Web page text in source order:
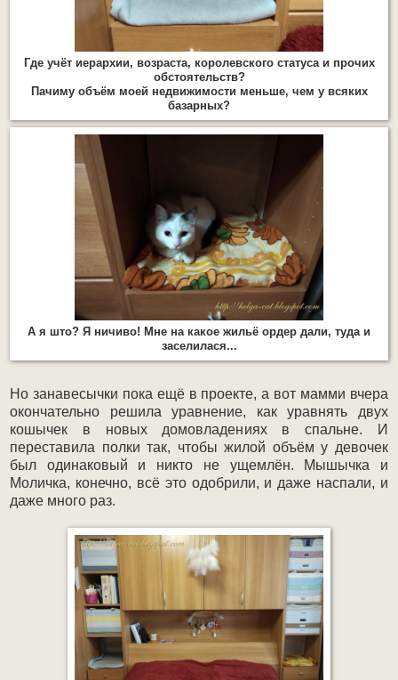
Где учёт иерархии, возраста, королевского статуса и прочих
обстоятельств?
Пачиму объём моей недвижимости меньше, чем у всяких
базарных?
А я што? Я ничиво! Мне на какое жильё ордер дали, туда и
заселилася...
Но занавесычки пока ещё в проекте, а вот мамми вчера
окончательно решила уравнение, как уравнять двух
кошычек в новых домовладениях в спальне. И
переставила полки так, чтобы жилой объём у девочек
был одинаковый и никто не ущемлён. Мышычка и
Моличка, конечно, всё это одобрили, и даже наспали, и
даже много раз.